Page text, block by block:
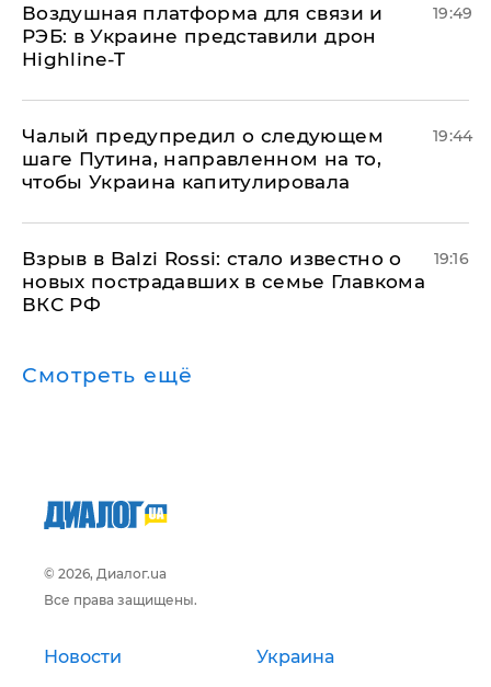
Воздушная платформа для связи и
РЭБ: в Украине представили дрон
Highline-T
19:49
Чалый предупредил о следующем
шаге Путина, направленном на то,
чтобы Украина капитулировала
19:44
Взрыв в Balzi Rossi: стало известно о
новых пострадавших в семье Главкома
ВКС РФ
19:16
Смотреть ещё
© 2026, Диалог.ua
Все права защищены.
Новости Украина